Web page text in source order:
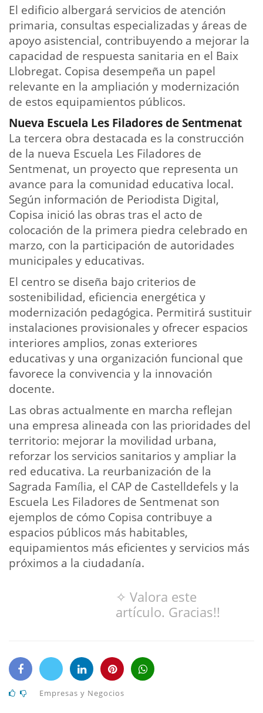
El edificio albergará servicios de atención
primaria, consultas especializadas y áreas de
apoyo asistencial, contribuyendo a mejorar la
capacidad de respuesta sanitaria en el Baix
Llobregat. Copisa desempeña un papel
relevante en la ampliación y modernización
de estos equipamientos públicos.
Nueva Escuela Les Filadores de Sentmenat
La tercera obra destacada es la construcción
de la nueva Escuela Les Filadores de
Sentmenat, un proyecto que representa un
avance para la comunidad educativa local.
Según información de Periodista Digital,
Copisa inició las obras tras el acto de
colocación de la primera piedra celebrado en
marzo, con la participación de autoridades
municipales y educativas.
El centro se diseña bajo criterios de
sostenibilidad, eficiencia energética y
modernización pedagógica. Permitirá sustituir
instalaciones provisionales y ofrecer espacios
interiores amplios, zonas exteriores
educativas y una organización funcional que
favorece la convivencia y la innovación
docente.
Las obras actualmente en marcha reflejan
una empresa alineada con las prioridades del
territorio: mejorar la movilidad urbana,
reforzar los servicios sanitarios y ampliar la
red educativa. La reurbanización de la
Sagrada Família, el CAP de Castelldefels y la
Escuela Les Filadores de Sentmenat son
ejemplos de cómo Copisa contribuye a
espacios públicos más habitables,
equipamientos más eficientes y servicios más
próximos a la ciudadanía.
✧ Valora este
artículo. Gracias!!
Empresas y Negocios